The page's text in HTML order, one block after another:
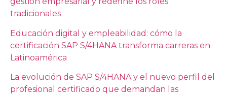
tradicionales
Educación digital y empleabilidad: cómo la
certificación SAP S/4HANA transforma carreras en
Latinoamérica
La evolución de SAP S/4HANA y el nuevo perfil del
profesional certificado que demandan las